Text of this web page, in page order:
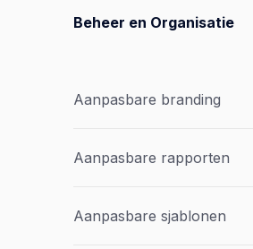
Beheer en Organisatie
Aanpasbare branding
Aanpasbare rapporten
Aanpasbare sjablonen